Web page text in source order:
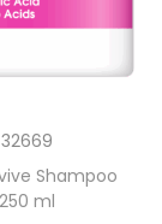
32669
Shampoo
250 ml